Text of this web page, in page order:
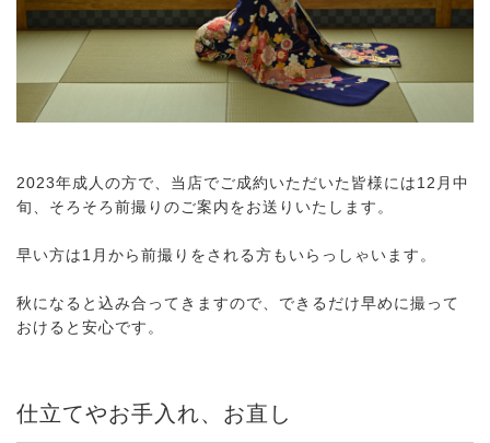
2023年成人の方で、当店でご成約いただいた皆様には12月中
旬、そろそろ前撮りのご案内をお送りいたします。
早い方は1月から前撮りをされる方もいらっしゃいます。
秋になると込み合ってきますので、できるだけ早めに撮って
おけると安心です。
仕立てやお手入れ、お直し